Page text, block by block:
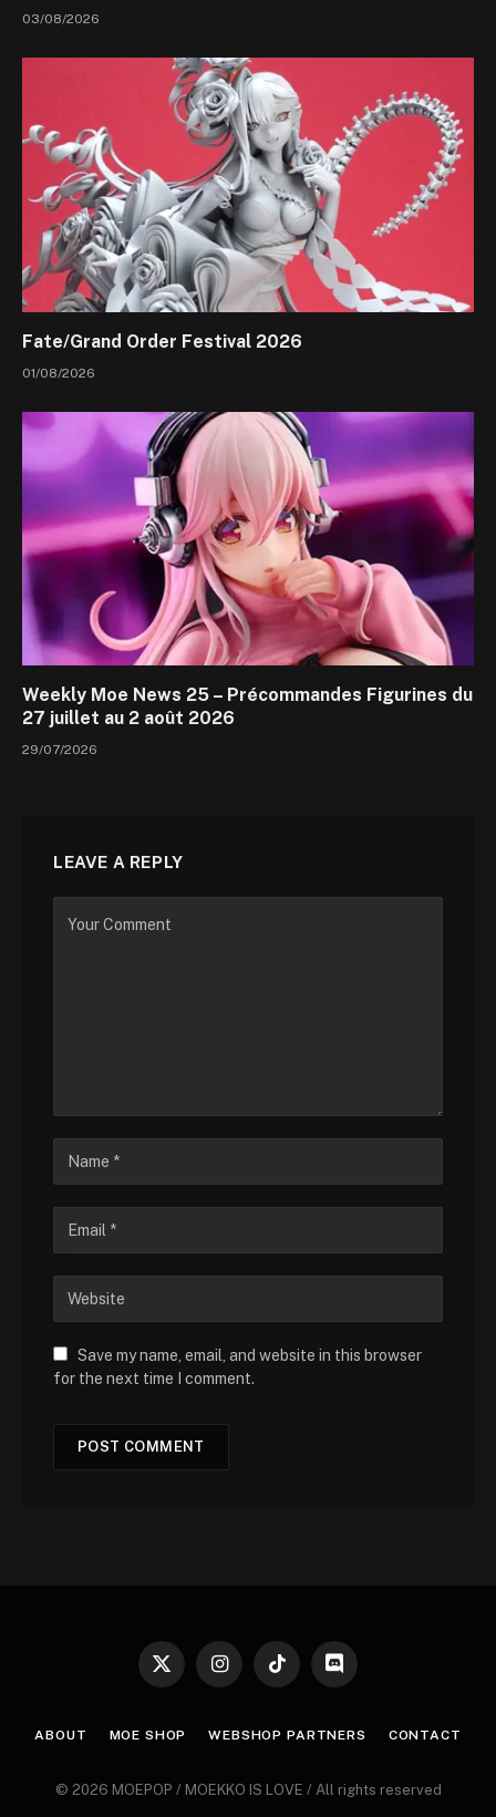
03/08/2026
Fate/Grand Order Festival 2026
01/08/2026
Weekly Moe News 25 – Précommandes Figurines du
27 juillet au 2 août 2026
29/07/2026
LEAVE A REPLY
Save my name, email, and website in this browser
for the next time I comment.
X
InstagramTikTok Discord
ABOUT MOE SHOP WEBSHOP PARTNERS CONTACT
© 2026 MOEPOP / MOEKKO IS LOVE / All rights reserved